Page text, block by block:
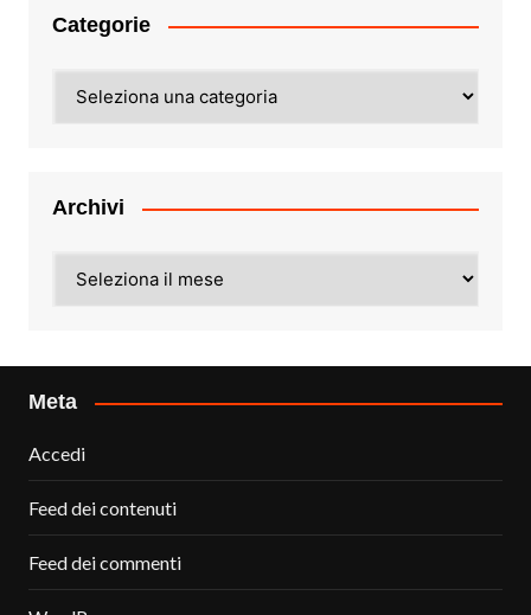
Categorie
Archivi
Meta
Accedi
Feed dei contenuti
Feed dei commenti